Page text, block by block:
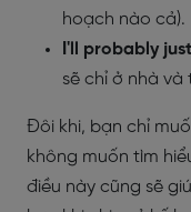
hoạch nào cả).
I'll probably
sẽ chỉ ở nhà và
Đôi khi, bạn chỉ
không muốn tìm
điều này cũng sẽ